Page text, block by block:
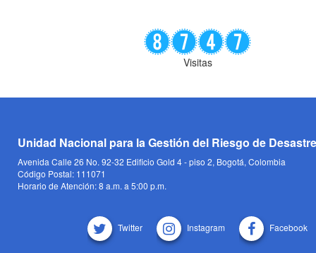
Visitas
Unidad Nacional para la Gestión del Riesgo de
Avenida Calle 26 No. 92-32 Edificio Gold 4 - piso 2, Bogotá, Colombia
Código Postal: 111071
Horario de Atención: 8 a.m. a 5:00 p.m.
Twitter Instagram Facebook